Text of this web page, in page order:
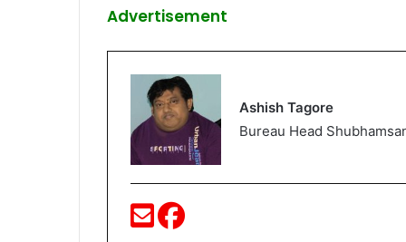
Advertisement
Ashish Tagore
Bureau Head